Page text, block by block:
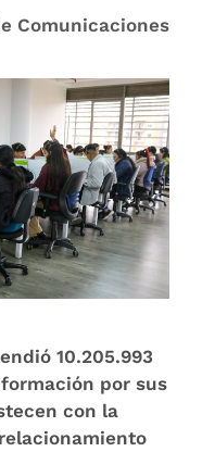
Comunicaciones
10.205.993
por sus
con la